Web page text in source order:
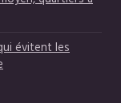
évitent les